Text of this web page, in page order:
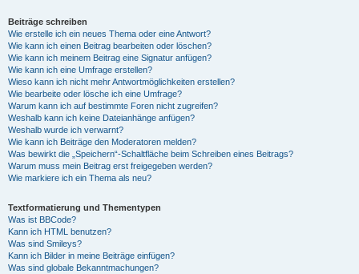
Beiträge schreiben
Wie erstelle ich ein neues Thema oder eine Antwort?
Wie kann ich einen Beitrag bearbeiten oder löschen?
Wie kann ich meinem Beitrag eine Signatur anfügen?
Wie kann ich eine Umfrage erstellen?
Wieso kann ich nicht mehr Antwortmöglichkeiten erstellen?
Wie bearbeite oder lösche ich eine Umfrage?
Warum kann ich auf bestimmte Foren nicht zugreifen?
Weshalb kann ich keine Dateianhänge anfügen?
Weshalb wurde ich verwarnt?
Wie kann ich Beiträge den Moderatoren melden?
Was bewirkt die „Speichern“-Schaltfläche beim Schreiben eines Beitrags?
Warum muss mein Beitrag erst freigegeben werden?
Wie markiere ich ein Thema als neu?
Textformatierung und Thementypen
Was ist BBCode?
Kann ich HTML benutzen?
Was sind Smileys?
Kann ich Bilder in meine Beiträge einfügen?
Was sind globale Bekanntmachungen?